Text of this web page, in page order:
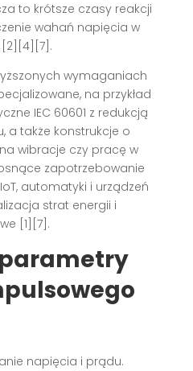
to krótsze czasy reakcji
wahań napięcia w
wymaganiach
na przykład
IEC 60601 z redukcją
a także konstrukcje o
wibracje czy pracę w
zapotrzebowanie
automatyki i urządzeń
strat energii i
[1][7].
napięcia i prądu.